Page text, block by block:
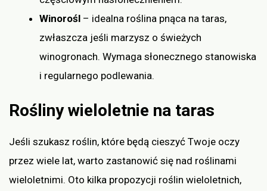
Winorośl – idealna roślina pnąca na taras,
zwłaszcza jeśli marzysz o świeżych
winogronach. Wymaga słonecznego stanowiska
i regularnego podlewania.
Rośliny wieloletnie na taras
Jeśli szukasz roślin, które będą cieszyć Twoje oczy
przez wiele lat, warto zastanowić się nad roślinami
wieloletnimi. Oto kilka propozycji roślin wieloletnich,